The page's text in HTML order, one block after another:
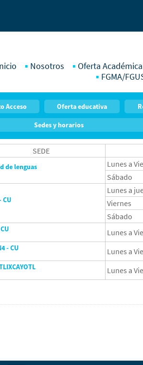
Nosotros
Oferta Académica
FGMA/
Acceso Oferta educativa
Sedes y horarios
SEDE
de lenguas
Lunes a
Sábado
CU
Lunes a
Viernes
Sábado
Lunes a
- CU Lunes a
Lunes a